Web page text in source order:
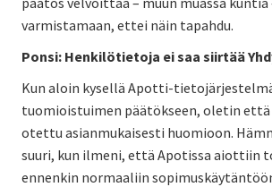
varmistamaan, ettei näin tapahdu.
Ponsi: Henkilötietoja ei saa siirtää
Kun aloin kysellä Apotti-
tuomioistuimen päätökseen, oletin että
otettu asianmukaisesti huomioon.
suuri, kun ilmeni, että Apotissa aiottiin
ennenkin normaaliin